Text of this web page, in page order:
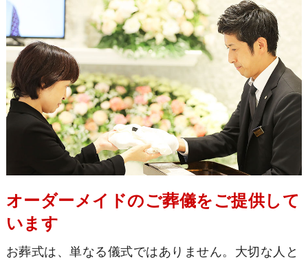
オーダーメイドのご葬儀をご提供して
います
お葬式は、単なる儀式ではありません。大切な人と